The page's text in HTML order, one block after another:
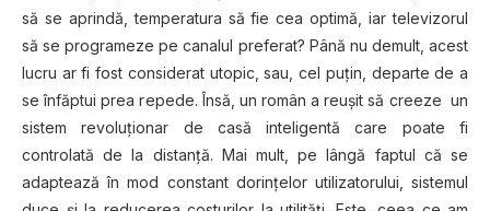
să se aprindă, temperatura să fie cea optimă, iar televizorul
să se programeze pe canalul preferat? Până nu demult, acest
lucru ar fi fost considerat utopic, sau, cel puțin, departe de a
se înfăptui prea repede. Însă, un român a reușit să creeze un
sistem revoluționar de casă inteligentă care poate fi
controlată de la distanță. Mai mult, pe lângă faptul că se
adaptează în mod constant dorințelor utilizatorului, sistemul